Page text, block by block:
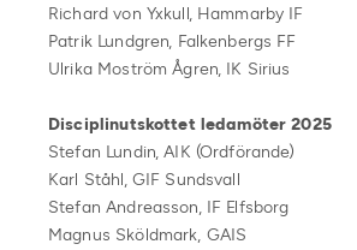
Richard von Yxkull, Hammarby IF
Patrik Lundgren, Falkenbergs FF
Ulrika Moström Ågren, IK Sirius
Disciplinutskottet ledamöter 2025
Stefan Lundin, AIK (Ordförande)
Karl Ståhl, GIF Sundsvall
Stefan Andreasson, IF Elfsborg
Magnus Sköldmark, GAIS